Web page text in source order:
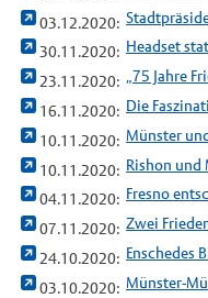
03.12.2020:
30.11.2020: Headset
23.11.2020:
„75 Jahre
16.11.2020: Die
10.11.2020:
10.11.2020: Rishon und
04.11.2020: Fresno
07.11.2020:
24.10.2020: Enschedes
03.10.2020: